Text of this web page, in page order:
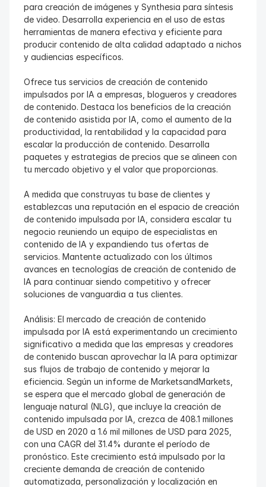
para creación de imágenes y Synthesia para síntesis
de video. Desarrolla experiencia en el uso de estas
herramientas de manera efectiva y eficiente para
producir contenido de alta calidad adaptado a nichos
y audiencias específicos.
Ofrece tus servicios de creación de contenido
impulsados por IA a empresas, blogueros y creadores
de contenido. Destaca los beneficios de la creación
de contenido asistida por IA, como el aumento de la
productividad, la rentabilidad y la capacidad para
escalar la producción de contenido. Desarrolla
paquetes y estrategias de precios que se alineen con
tu mercado objetivo y el valor que proporcionas.
A medida que construyas tu base de clientes y
establezcas una reputación en el espacio de creación
de contenido impulsada por IA, considera escalar tu
negocio reuniendo un equipo de especialistas en
contenido de IA y expandiendo tus ofertas de
servicios. Mantente actualizado con los últimos
avances en tecnologías de creación de contenido de
IA para continuar siendo competitivo y ofrecer
soluciones de vanguardia a tus clientes.
Análisis: El mercado de creación de contenido
impulsada por IA está experimentando un crecimiento
significativo a medida que las empresas y creadores
de contenido buscan aprovechar la IA para optimizar
sus flujos de trabajo de contenido y mejorar la
eficiencia. Según un informe de MarketsandMarkets,
se espera que el mercado global de generación de
lenguaje natural (NLG), que incluye la creación de
contenido impulsada por IA, crezca de 408.1 millones
de USD en 2020 a 1.6 mil millones de USD para 2025,
con una CAGR del 31.4% durante el período de
pronóstico. Este crecimiento está impulsado por la
creciente demanda de creación de contenido
automatizada, personalización y localización en